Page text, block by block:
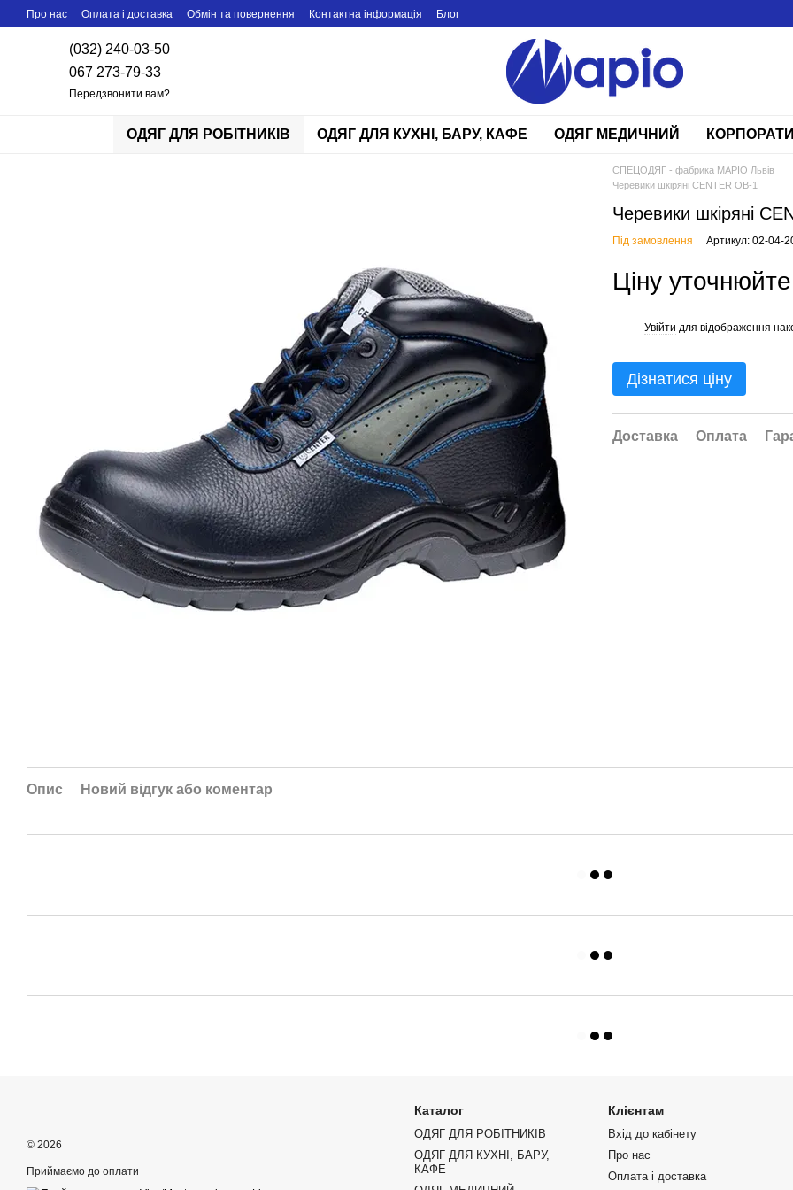
Перейти до основного контенту
Про нас Оплата і доставка Обмін та повернення Контактна інформація Блог
(032) 240-03-50
067 273-79-33
Передзвонити вам?
ОДЯГ ДЛЯ РОБІТНИКІВ ОДЯГ ДЛЯ КУХНІ, БАРУ, КАФЕ ОДЯГ МЕДИЧНИЙ
СПЕЦОДЯГ - фабрика МАРІО Львів
Черевики шкіряні CENTER OB-1
Черевики шкіряні
Під замовлення Артикул: 02-04-
Ціну уточнюйте
Увійти для відображення
Дізнатися ціну
Доставка Оплата
Опис Новий відгук або коментар
© 2026
Приймаємо до оплати
Каталог
ОДЯГ ДЛЯ РОБІТНИКІВ
ОДЯГ ДЛЯ КУХНІ, БАРУ,
КАФЕ
Клієнтам
Вхід до кабінету
Про нас
Оплата і доставка